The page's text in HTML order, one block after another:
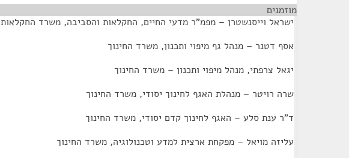
מוזמנים
ישראל וייסנשטרן – מפמ"ר מדעי החיים, החקלאות והסביבה, משרד החקלאות
אסף דטנר – מנהל גף מיפוי ותכנון, משרד החינוך
יגאל צרפתי, מנהל מיפוי ותכנון – משרד החינוך
שרה רויטר – מנהלת האגף לחינוך יסודי, משרד החינוך
ד"ר ענת סלע – האגף לחינוך קדם יסודי, משרד החינוך
עליזה מויאל – מפקחת ארצית למדע וטכנולוגיה, משרד החינוך